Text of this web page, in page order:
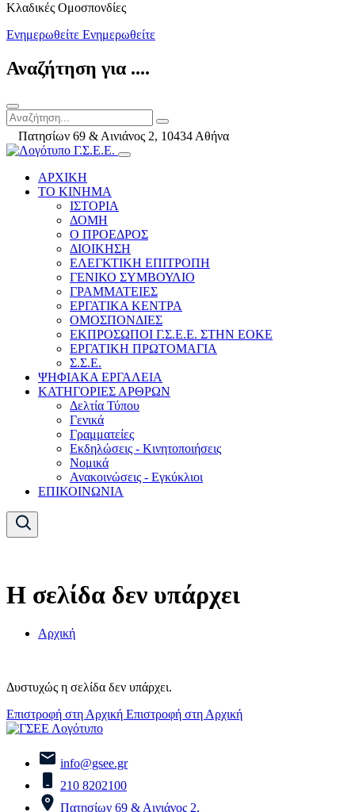
Kλαδικές Ομοσπονδίες
Ενημερωθείτε Ενημερωθείτε
Αναζήτηση για ....
Πατησίων 69 & Αινιάνος 2, 10434 Αθήνα
ΑΡΧΙΚΗ
ΤΟ ΚΙΝΗΜΑ
ΙΣΤΟΡΙΑ
ΔΟΜΗ
Ο ΠΡΟΕΔΡΟΣ
ΔΙΟΙΚΗΣΗ
ΕΛΕΓΚΤΙΚΗ ΕΠΙΤΡΟΠΗ
ΓΕΝΙΚΟ ΣΥΜΒΟΥΛΙΟ
ΓΡΑΜΜΑΤΕΙΕΣ
ΕΡΓΑΤΙΚΑ ΚΕΝΤΡΑ
ΟΜΟΣΠΟΝΔΙΕΣ
ΕΚΠΡΟΣΩΠΟΙ Γ.Σ.Ε.Ε. ΣΤΗΝ ΕΟΚΕ
ΕΡΓΑΤΙΚΗ ΠΡΩΤΟΜΑΓΙΑ
Σ.Σ.Ε.
ΨΗΦΙΑΚΑ ΕΡΓΑΛΕΙΑ
ΚΑΤΗΓΟΡΙΕΣ ΑΡΘΡΩΝ
Δελτία Τύπου
Γενικά
Γραμματείες
Εκδηλώσεις - Κινητοποιήσεις
Νομικά
Ανακοινώσεις - Εγκύκλιοι
ΕΠΙΚΟΙΝΩΝΙΑ
Η σελίδα δεν υπάρχει
Αρχική
Δυστυχώς η σελίδα δεν υπάρχει.
Επιστροφή στη Αρχική Επιστροφή στη Αρχική
info@gsee.gr
210 8202100
Πατησίων 69 & Αινιάνος 2,